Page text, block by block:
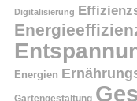
Digitalisierung
Energien
Gartengestaltung